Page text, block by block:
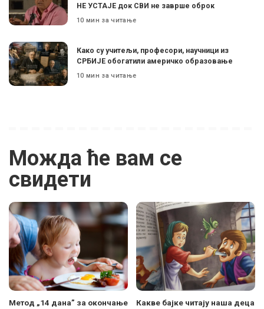
НЕ УСТАЈЕ док СВИ не заврше оброк
10 мин за читање
Како су учитељи, професори, научници из
СРБИЈЕ обогатили америчко образовање
10 мин за читање
Можда ће вам се
свидети
Метод „14 дана” за окончање
Какве бајке читају наша деца